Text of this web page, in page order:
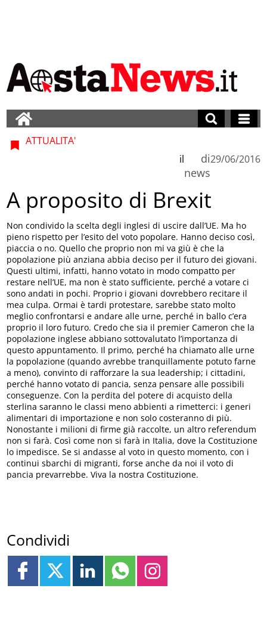
ATTUALITA'
di
news
il 29/06/2016
A proposito di Brexit
Non condivido la scelta degli inglesi di uscire dall’UE. Ma ho
pieno rispetto per l’esito del voto popolare. Hanno deciso così,
piaccia o no. Quello che proprio non mi va giù è che la
popolazione più anziana abbia deciso per il futuro dei giovani.
Questi ultimi, infatti, hanno votato in modo compatto per
restare nell’UE, ma non è stato sufficiente, perché a votare ci
sono andati in pochi. Proprio i giovani dovrebbero recitare il
mea culpa. Ormai è tardi protestare, sarebbe stato molto
meglio confrontarsi e andare alle urne, perché in ballo c’era
proprio il loro futuro. Credo che sia il premier Cameron che la
popolazione inglese abbiano sottovalutato l’importanza di
questo appuntamento. Il primo, perché ha chiamato alle urne
la popolazione (quando avrebbe tranquillamente potuto farne
a meno), convinto di rafforzare la sua leadership; i cittadini,
perché hanno votato di pancia, senza pensare alle possibili
conseguenze. Con la perdita del potere di acquisto della
sterlina saranno le classi meno abbienti a rimetterci: i generi
alimentari di importazione e non solo costeranno di più.
Nonostante i milioni di firme già raccolte, un altro referendum
non si farà. Così come non si farà in Italia, dove la Costituzione
lo impedisce. Se si andasse al voto in questo momento, con i
continui sbarchi di migranti, forse anche da noi il voto di
pancia prevarrebbe. Viva la nostra Costituzione.
Condividi